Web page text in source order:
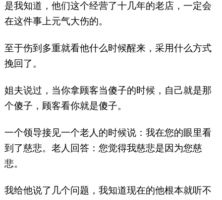
是我知道，他们这个经营了十几年的老店，一定会
在这件事上元气大伤的。
至于伤到多重就看他什么时候醒来，采用什么方式
挽回了。
姐夫说过，当你拿顾客当傻子的时候，自己就是那
个傻子，顾客看你就是傻子。
一个领导接见一个老人的时候说：我在您的眼里看
到了慈悲。老人回答：您觉得我慈悲是因为您慈
悲。
我给他说了几个问题，我知道现在的他根本就听不